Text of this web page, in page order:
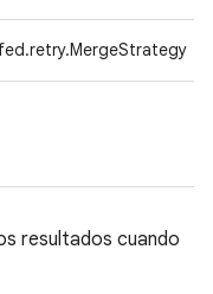
resultados cuando